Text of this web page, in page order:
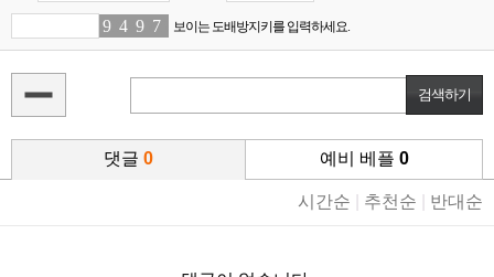
9 48 95 75 보이는 도배방지키를 입력하세요.
댓글 0 예비 베플 0
시간순 추천순 반대순